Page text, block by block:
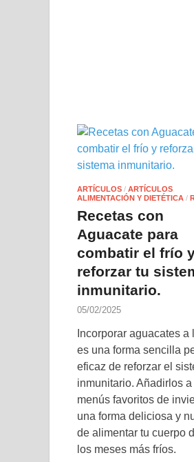
ARTÍCULOS / ARTÍCULOS
ALIMENTACIÓN Y DIETÉTICA /
Recetas con
Aguacate para
combatir el frío
reforzar tu
inmunitario.
05/02/2025
Incorporar aguacates a
es una forma sencilla
eficaz de reforzar el
inmunitario. Añadirlos a
menús favoritos de
una forma deliciosa y
de alimentar tu cuerpo
los meses más fríos.